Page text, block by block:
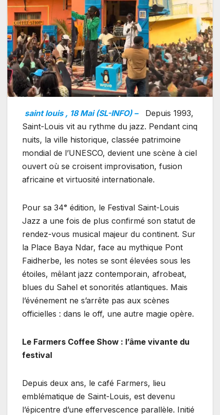
saint louis , 18 Mai (SL-INFO) –
Depuis 1993,
Saint-Louis vit au rythme du jazz. Pendant cinq
nuits, la ville historique, classée patrimoine
mondial de l’UNESCO, devient une scène à ciel
ouvert où se croisent improvisation, fusion
africaine et virtuosité internationale.
Pour sa 34ᵉ édition, le Festival Saint-Louis
Jazz a une fois de plus confirmé son statut de
rendez-vous musical majeur du continent. Sur
la Place Baya Ndar, face au mythique Pont
Faidherbe, les notes se sont élevées sous les
étoiles, mêlant jazz contemporain, afrobeat,
blues du Sahel et sonorités atlantiques. Mais
l’événement ne s’arrête pas aux scènes
officielles : dans le off, une autre magie opère.
Le Farmers Coffee Show : l’âme vivante du
festival
Depuis deux ans, le café Farmers, lieu
emblématique de Saint-Louis, est devenu
l’épicentre d’une effervescence parallèle. Initié